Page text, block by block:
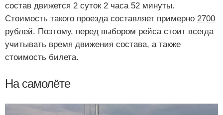
состав движется 2 суток 2 часа 52 минуты.
Стоимость такого проезда составляет примерно 2700
рублей. Поэтому, перед выбором рейса стоит всегда
учитывать время движения состава, а также
стоимость билета.
На самолёте